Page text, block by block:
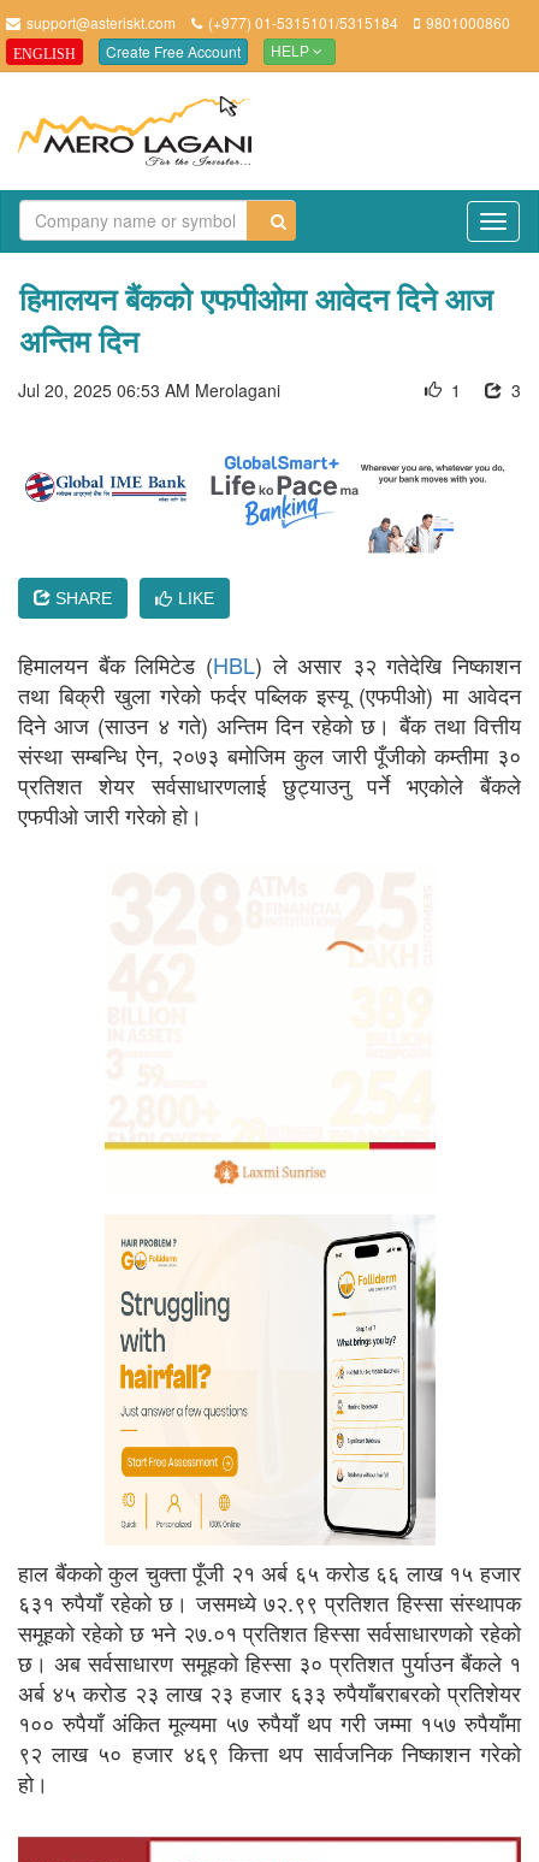
support@asteriskt.com (+977) 01-5315101/5315184 9801000860
ENGLISH Create Free Account HELP
हिमालयन बैंकको एफपीओमा आवेदन दिने आज
अन्तिम दिन
Jul 20, 2025 06:53 AM Merolagani 3
1
SHARE LIKE
हिमालयन बैंक लिमिटेड (HBL) ले असार ३२ गतेदेखि निष्काशन
तथा बिक्री खुला गरेको फर्दर पब्लिक इस्यू (एफपीओ) मा आवेदन
दिने आज (साउन ४ गते) अन्तिम दिन रहेको छ। बैंक तथा वित्तीय
संस्था सम्बन्धि ऐन, २०७३ बमोजिम कुल जारी पूँजीको कम्तीमा ३०
प्रतिशत शेयर सर्वसाधारणलाई छुट्याउनु पर्ने भएकोले बैंकले
एफपीओ जारी गरेको हो।
हाल बैंकको कुल चुक्ता पूँजी २१ अर्ब ६५ करोड ६६ लाख १५ हजार
६३१ रुपैयाँ रहेको छ। जसमध्ये ७२.९९ प्रतिशत हिस्सा संस्थापक
समूहको रहेको छ भने २७.०१ प्रतिशत हिस्सा सर्वसाधारणको रहेको
छ। अब सर्वसाधारण समूहको हिस्सा ३० प्रतिशत पुर्याउन बैंकले १
अर्ब ४५ करोड २३ लाख २३ हजार ६३३ रुपैयाँबराबरको प्रतिशेयर
१०० रुपैयाँ अंकित मूल्यमा ५७ रुपैयाँ थप गरी जम्मा १५७ रुपैयाँमा
९२ लाख ५० हजार ४६९ कित्ता थप सार्वजनिक निष्काशन गरेको
हो।